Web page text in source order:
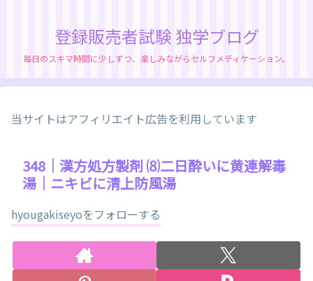
登録販売者試験 独学ブログ
毎日のスキマ時間に少しずつ、楽しみながらセルフメディケーション。
当サイトはアフィリエイト広告を利用しています
348｜漢方処方製剤 ⑻二日酔いに黄連解毒
湯｜ニキビに清上防風湯
hyougakiseyoをフォローする